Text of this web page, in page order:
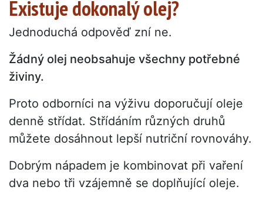
Existuje dokonalý olej?
Jednoduchá odpověď zní ne.
Žádný olej neobsahuje všechny potřebné
živiny.
Proto odborníci na výživu doporučují oleje
denně střídat. Střídáním různých druhů
můžete dosáhnout lepší nutriční rovnováhy.
Dobrým nápadem je kombinovat při vaření
dva nebo tři vzájemně se doplňující oleje.